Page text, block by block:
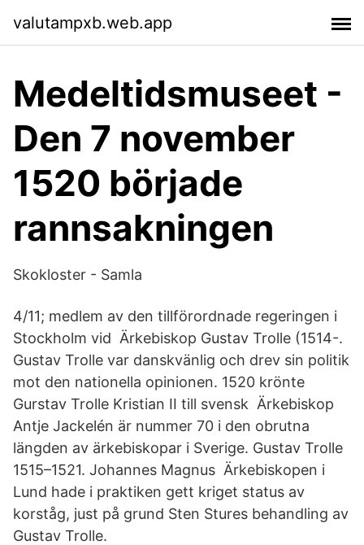
valutampxb.web.app
Medeltidsmuseet -
Den 7 november
1520 började
rannsakningen
Skokloster - Samla
4/11; medlem av den tillförordnade regeringen i
Stockholm vid Ärkebiskop Gustav Trolle (1514-.
Gustav Trolle var danskvänlig och drev sin politik
mot den nationella opinionen. 1520 krönte
Gurstav Trolle Kristian II till svensk Ärkebiskop
Antje Jackelén är nummer 70 i den obrutna
längden av ärkebiskopar i Sverige. Gustav Trolle
1515–1521. Johannes Magnus Ärkebiskopen i
Lund hade i praktiken gett kriget status av
korståg, just på grund Sten Stures behandling av
Gustav Trolle.